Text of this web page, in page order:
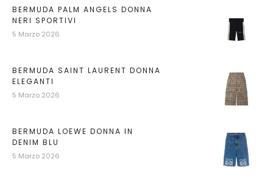
BERMUDA PALM ANGELS DONNA
NERI SPORTIVI
5 Marzo 2026
BERMUDA SAINT LAURENT DONNA
ELEGANTI
5 Marzo 2026
BERMUDA LOEWE DONNA IN
DENIM BLU
5 Marzo 2026